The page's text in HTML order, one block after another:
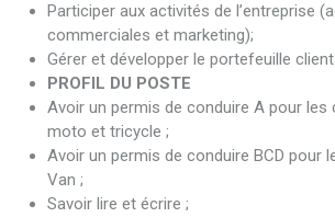
Participer aux activités de l’entreprise
commerciales et marketing);
Gérer et développer le portefeuille
PROFIL DU POSTE
Avoir un permis de conduire A pour les
moto et tricycle ;
Avoir un permis de conduire BCD pour
Van ;
Savoir lire et écrire ;